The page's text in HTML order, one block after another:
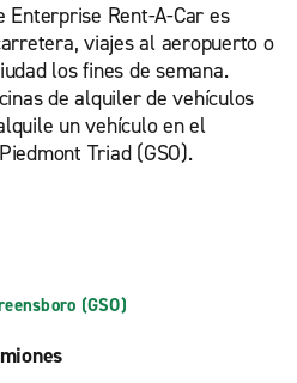
Rent-A-Car es
viajes al aeropuerto o
los fines de semana.
de alquiler de vehículos
un vehículo en el
Triad (GSO).
(GSO)